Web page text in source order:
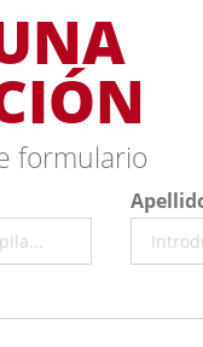
formulario